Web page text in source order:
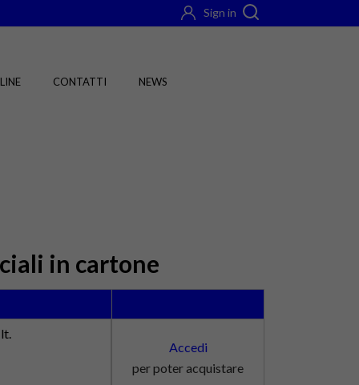
Sign in
CONTATTI NEWS
in cartone
Accedi
per poter acquistare